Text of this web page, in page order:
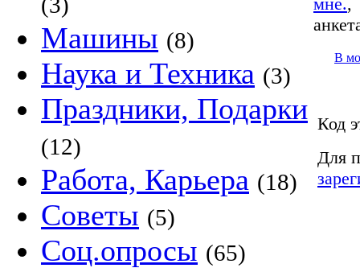
Машины (8)
Наука и Техника (3)
Праздники, Подарки
(12)
Работа, Карьера (18)
Советы (5)
Соц.опросы (65)
В
Код
Для